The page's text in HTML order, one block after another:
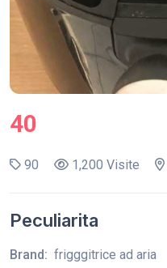
40
90 1,200 Visite
Peculiarita
Brand: frigggitrice ad aria